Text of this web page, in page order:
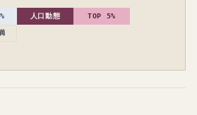
人口動態 TOP 5%